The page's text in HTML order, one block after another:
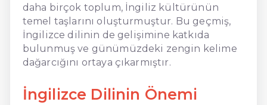
daha birçok toplum, İngiliz kültürünün
temel taşlarını oluşturmuştur. Bu geçmiş,
İngilizce dilinin de gelişimine katkıda
bulunmuş ve günümüzdeki zengin kelime
dağarcığını ortaya çıkarmıştır.
İngilizce Dilinin Önemi